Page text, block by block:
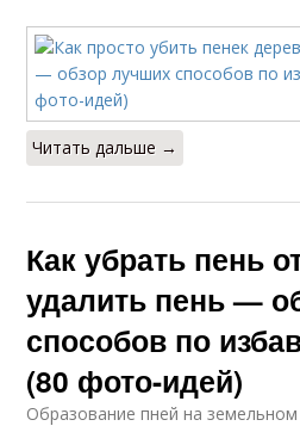
Читать дальше →
Как убрать пень
удалить пень —
способов по
(80 фото-идей)
Образование пней на